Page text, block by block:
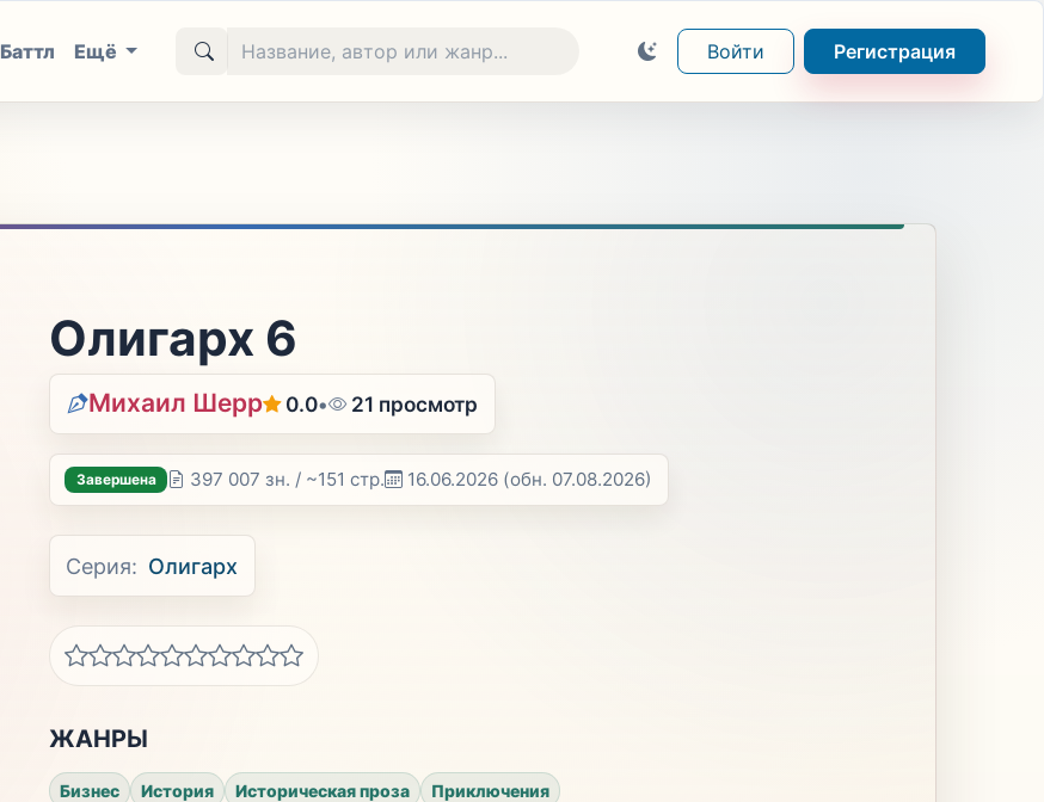
Баттл Ещё Войти Регистрация
Олигарх 6
Михаил Шерр 0.0• 21 просмотр
Завершена 397 007 зн. / ~151 стр. 16.06.2026 (обн. 07.08.2026)
Серия: Олигарх
ЖАНРЫ
Бизнес История Историческая проза Приключения